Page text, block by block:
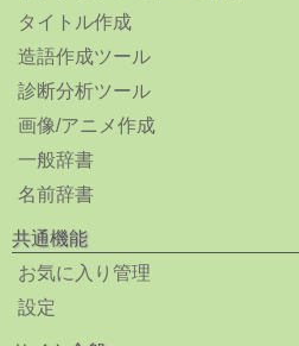
タイトル作成
造語作成ツール
診断分析ツール
画像/アニメ作成
一般辞書
名前辞書
共通機能
お気に入り管理
設定